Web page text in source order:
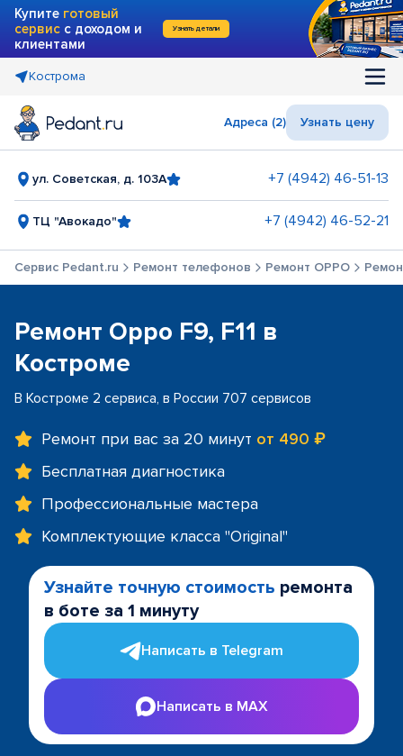
Купите готовый
сервис с доходом и
клиентами
Узнать детали
Кострома
Адреса (2) Узнать цену
ул. Советская, д. 103А +7 (4942) 46-51-13
ТЦ "Авокадо" +7 (4942) 46-52-21
Сервис Pedant.ru Ремонт телефонов Ремонт OPPO
Ремонт Oppo F9, F11 в
Костроме
В Костроме 2 сервиса, в России 707 сервисов
Ремонт при вас за 20 минут от 490 ₽
Бесплатная диагностика
Профессиональные мастера
Комплектующие класса "Original"
Узнайте точную стоимость ремонта
в боте за 1 минуту
Написать в Telegram
Написать в MAX